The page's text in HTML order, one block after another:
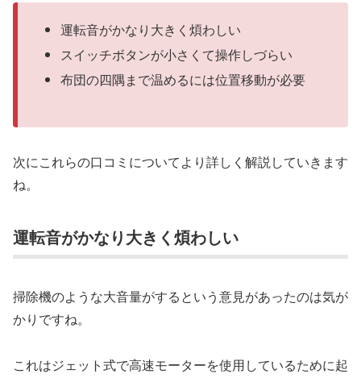
運転音がかなり大きく煩わしい
スイッチボタンが小さくて操作しづらい
布団の四隅まで温めるには位置移動が必要
次にこれらの口コミについてより詳しく解説していきます
ね。
運転音がかなり大きく煩わしい
掃除機のような大音量がするという意見があったのは気が
かりですね。
これはジェット式で高速モーターを使用しているために起